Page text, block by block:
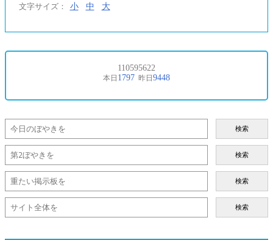
文字サイズ： 小 中 大
検索
検索
検索
検索